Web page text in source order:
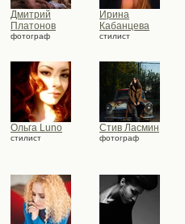
Дмитрий
Платонов
фотограф
Ирина
Кабанцева
стилист
Ольга Luno
стилист
Стив Ласмин
фотограф